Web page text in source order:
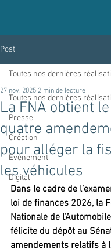
Post
Toutes nos dernières
Presse
Création
Evénement
Digital
Toutes nos dernières
La FNA obtient
quatre
pour alléger la
les véhicules
27 nov. 2025 2 min de lecture
Dans le cadre de
loi de finances 2026, la
Nationale de
félicite du dépôt au
amendements relatifs à